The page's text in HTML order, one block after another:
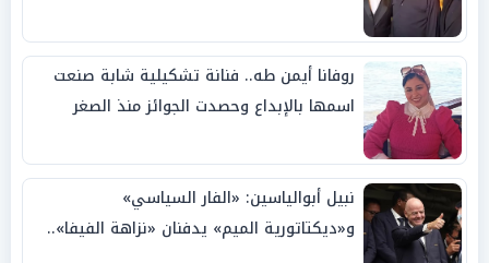
روفانا أيمن طه.. فنانة تشكيلية شابة صنعت
اسمها بالإبداع وحصدت الجوائز منذ الصغر
نبيل أبوالياسين: «الفار السياسي»
و«ديكتاتورية الميم» يدفنان «نزاهة الفيفا»..